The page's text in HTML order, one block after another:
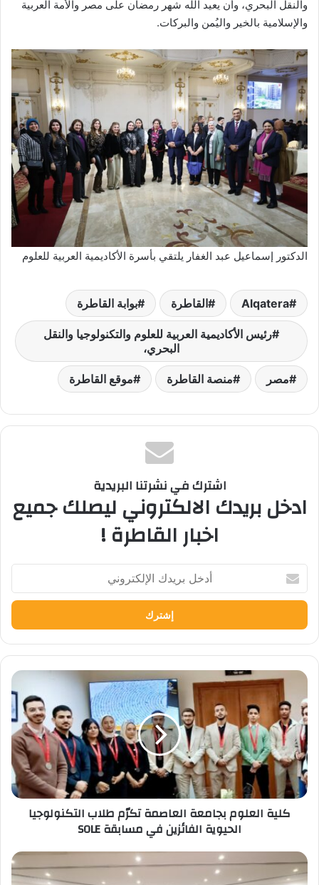
والنقل البحري، وأن يعيد الله شهر رمضان على مصر والأمة العربية
والإسلامية بالخير واليُمن والبركات.
الدكتور إسماعيل عبد الغفار يلتقي بأسرة الأكاديمية العربية للعلوم
Alqatera القاطرة بوابة القاطرة
رئيس الأكاديمية العربية للعلوم والتكنولوجيا والنقل
البحري،
مصر منصة القاطرة موقع القاطرة
اشترك في نشرتنا البريدية
ادخل بريدك الالكتروني ليصلك جميع
اخبار القاطرة !
بريدك
الإلكتروني
كلية
بجامعة
العاصمة
تكرّم
طلاب
التكنولوجيا
الحيوية
الفائزين
كلية العلوم بجامعة العاصمة تكرّم طلاب التكنولوجيا
الحيوية الفائزين في مسابقة SOLE
شراكة
استراتيجية